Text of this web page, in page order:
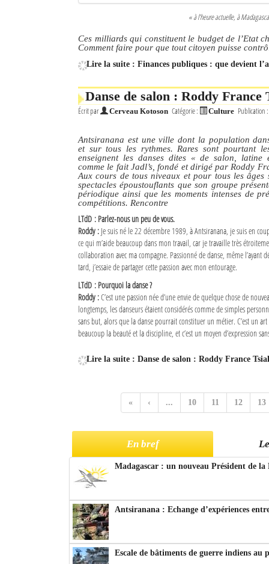
« à l’heure actuelle, à
Ces milliards qui constituent le budget de l’Etat
Comment faire pour que tout citoyen puisse
Lire la suite : Finances publiques : que devient
Danse de salon : Roddy France
Écrit par Cerveau Kotoson Catégorie : Culture Publication :
Antsiranana est une ville dont la population
et sur tous les rythmes. Rares sont pourtant
enseignent les danses dites « de salon, latine
comme le fait Jadl’s, fondé et dirigé par Roddy
Aux cours de tous niveaux et pour tous les âges
spectacles époustouflants que son groupe
périodique ainsi que les moments intenses de
compétitions. Rencontre
LTdD : Parlez-nous un peu de vous.
Roddy : Je suis né le 22 décembre 1989, à Antsiranana, je suis en
ce qui m’aide beaucoup dans mon travail, car je travaille très
collaboration avec ma compagne. Passionné de danse, même l’ayant
tard, j’essaie de partager cette passion avec mon entourage.
LTdD : Pourquoi la danse ?
Roddy :C’est une passion née d’une envie de quelque chose de
longtemps, les danseurs étaient considérés comme de simples
sans but, alors que la danse pourrait constituer un métier. C’est un
beaucoup la beauté et la discipline, et c’est un moyen d’expression
Lire la suite : Danse de salon : Roddy France
« ‹ ... 10 11 12 13
En bref
Madagascar : un nouveau Président de
Antsiranana : Echange d’expériences
Escale de bâtiments de guerre indiens au